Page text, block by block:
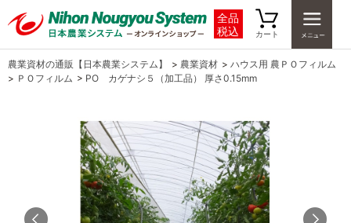
全品
税込
カート
農業資材の通販【日本農業システム】 > 農業資材 > ハウス用 農ＰＯフィルム
> ＰＯフィルム > PO カゲナシ５（加工品） 厚さ0.15mm